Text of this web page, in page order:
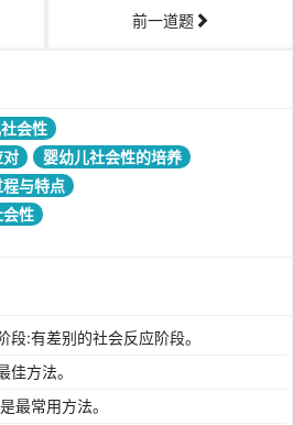
前一道题
会性
对
婴幼儿社会性的培养
与特点
性
:有差别的社会反应阶段。
佳方法。
最常用方法。